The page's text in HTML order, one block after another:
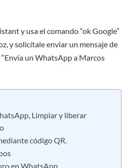
y usa el comando “ok Google”
y solicítale enviar un mensaje de
un WhatsApp a Marcos
Limpiar y liberar
código QR.
en WhatsApp